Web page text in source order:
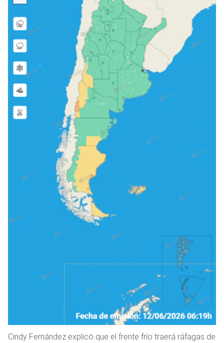
Cindy Fernández explicó que el frente frío traerá ráfagas de